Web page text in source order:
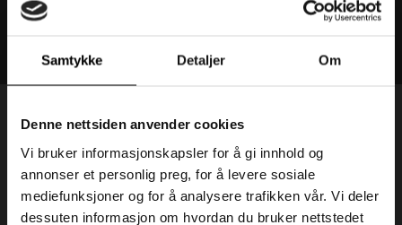
Samtykke Detaljer Om
Denne nettsiden anvender cookies
Vi bruker informasjonskapsler for å gi innhold og
annonser et personlig preg, for å levere sosiale
mediefunksjoner og for å analysere trafikken vår. Vi deler
dessuten informasjon om hvordan du bruker nettstedet
WrapStudioNorway AS er et dedikert team med til
sammen 15 års erfaring innen foliering, kjøretøy
tilpasning og fargeendring.